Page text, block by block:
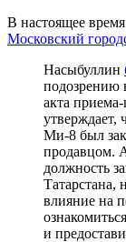
В настоящее
Московский
Насыбуллин
подозрению
акта
утверждает,
Ми-8 был
продавцом.
должность
Татарстана,
влияние на
и